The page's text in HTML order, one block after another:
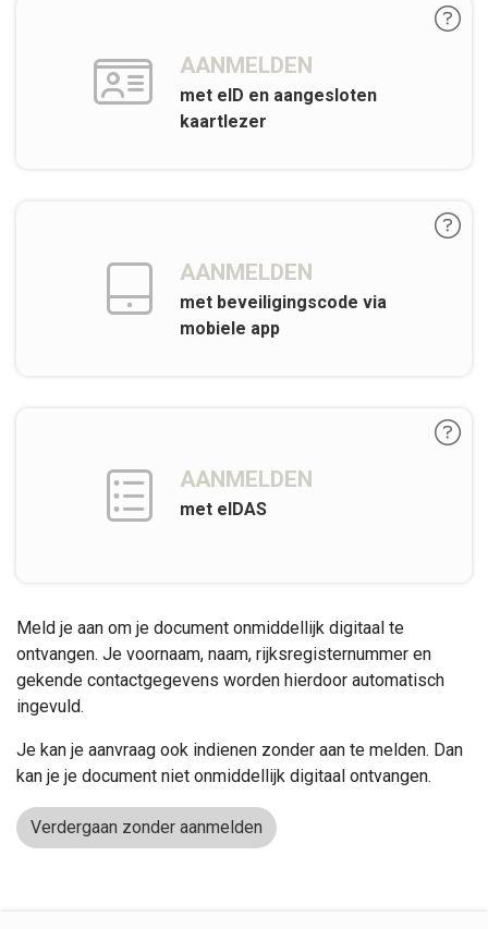
AANMELDEN
met eID en aangesloten
kaartlezer
AANMELDEN
met beveiligingscode via
mobiele app
AANMELDEN
met eIDAS
Meld je aan om je document onmiddellijk digitaal te
ontvangen. Je voornaam, naam, rijksregisternummer en
gekende contactgegevens worden hierdoor automatisch
ingevuld.
Je kan je aanvraag ook indienen zonder aan te melden. Dan
kan je je document niet onmiddellijk digitaal ontvangen.
Verdergaan zonder aanmelden